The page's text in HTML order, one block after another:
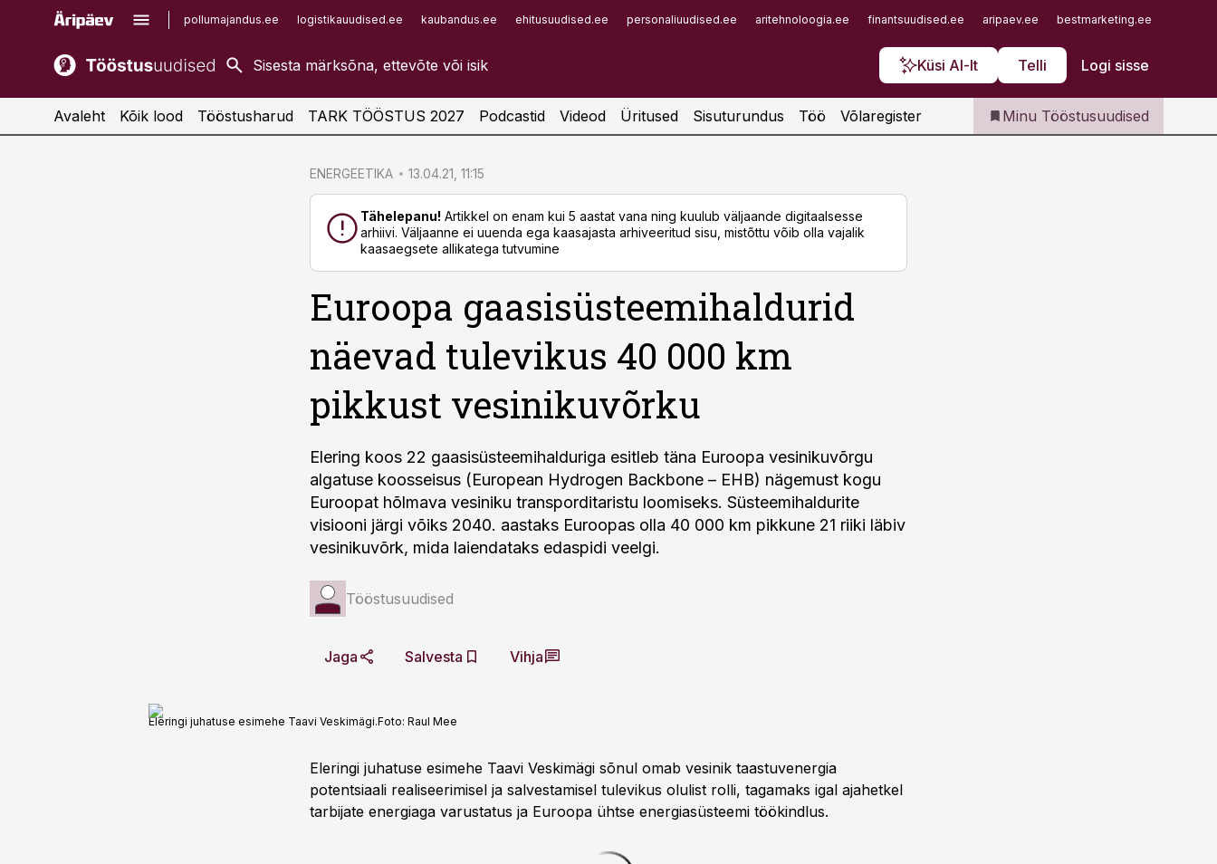
pollumajandus.ee logistikauudised.ee kaubandus.ee ehitusuudised.ee personaliuudised.ee aritehnoloogia.ee finantsuudised.ee aripaev.ee bestmarketing.ee
Küsi AI-lt Telli Logi sisse
kaubandus.ee
kinnisvarauudised.ee
imelineajalugu.ee
Infopank
Iseteenindus
Telli Tööstusuudised
Avaleht Kõik lood Tööstusharud TARK TÖÖSTUS 2027 Podcastid Videod Üritused Sisuturundus Töö Võlaregister Minu Tööstusuudised
ENERGEETIKA 13.04.21, 11:15
Tähelepanu! Artikkel on enam kui 5 aastat vana ning kuulub väljaande digitaalsesse
arhiivi. Väljaanne ei uuenda ega kaasajasta arhiveeritud sisu, mistõttu võib olla vajalik
kaasaegsete allikatega tutvumine
Euroopa gaasisüsteemihaldurid
näevad tulevikus 40 000 km
pikkust vesinikuvõrku
Elering koos 22 gaasisüsteemihalduriga esitleb täna Euroopa vesinikuvõrgu
algatuse koosseisus (European Hydrogen Backbone – EHB) nägemust kogu
Euroopat hõlmava vesiniku transporditaristu loomiseks. Süsteemihaldurite
visiooni järgi võiks 2040. aastaks Euroopas olla 40 000 km pikkune 21 riiki läbiv
vesinikuvõrk, mida laiendataks edaspidi veelgi.
Tööstusuudised
Jaga Salvesta Vihja
Eleringi juhatuse esimehe Taavi Veskimägi.Foto: Raul Mee
Eleringi juhatuse esimehe Taavi Veskimägi sõnul omab vesinik taastuvenergia
potentsiaali realiseerimisel ja salvestamisel tulevikus olulist rolli, tagamaks igal ajahetkel
tarbijate energiaga varustatus ja Euroopa ühtse energiasüsteemi töökindlus.